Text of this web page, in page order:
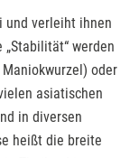
und verleiht ihnen
werden
oder
asiatischen
in diversen
heißt die breite